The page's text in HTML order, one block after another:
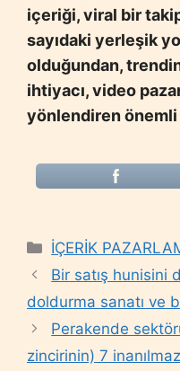
içeriği, viral bir
sayıdaki yerleşik
olduğundan,
ihtiyacı, video
yönlendiren önemli
Categories
İÇERİK
Bir satış hunisini
doldurma sanatı ve
Perakende
zincirinin) 7